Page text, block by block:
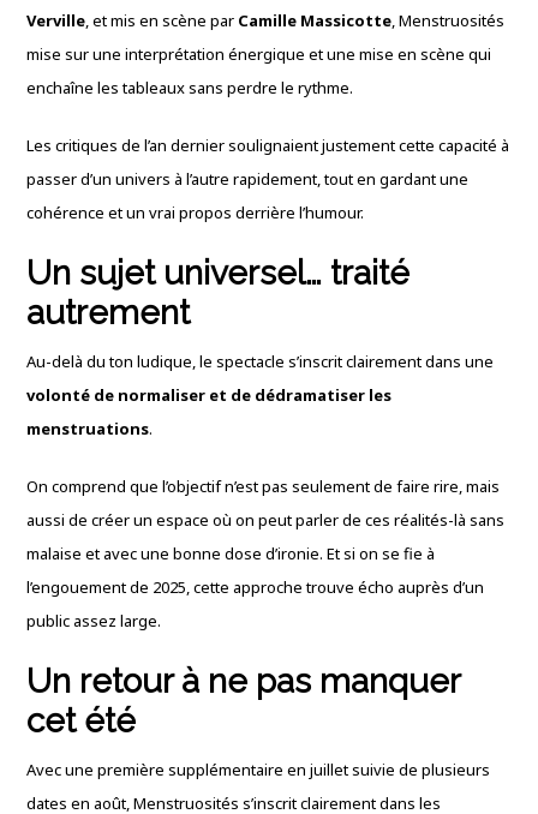
Verville, et mis en scène par Camille Massicotte, Menstruosités
mise sur une interprétation énergique et une mise en scène qui
enchaîne les tableaux sans perdre le rythme.
Les critiques de l’an dernier soulignaient justement cette capacité à
passer d’un univers à l’autre rapidement, tout en gardant une
cohérence et un vrai propos derrière l’humour.
Un sujet universel… traité
autrement
Au-delà du ton ludique, le spectacle s’inscrit clairement dans une
volonté de normaliser et de dédramatiser les
menstruations.
On comprend que l’objectif n’est pas seulement de faire rire, mais
aussi de créer un espace où on peut parler de ces réalités-là sans
malaise et avec une bonne dose d’ironie. Et si on se fie à
l’engouement de 2025, cette approche trouve écho auprès d’un
public assez large.
Un retour à ne pas manquer
cet été
Avec une première supplémentaire en juillet suivie de plusieurs
dates en août, Menstruosités s’inscrit clairement dans les